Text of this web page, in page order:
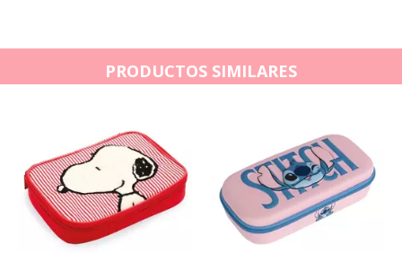
PRODUCTOS SIMILARES